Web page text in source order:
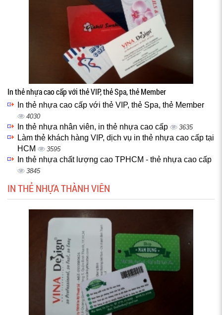
In thẻ nhựa cao cấp với thẻ VIP, thẻ Spa, thẻ Member
In thẻ nhựa cao cấp với thẻ VIP, thẻ Spa, thẻ Member
4030
In thẻ nhựa nhân viên, in thẻ nhựa cao cấp 3635
Làm thẻ khách hàng VIP, dịch vụ in thẻ nhựa cao cấp tại
HCM
3595
In thẻ nhựa chất lượng cao TPHCM - thẻ nhựa cao cấp
3845
IN THẺ NHỰA THÀNH VIÊN